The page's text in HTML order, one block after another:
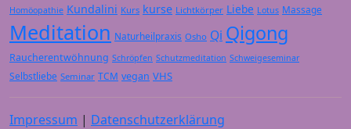
Homöopathie Kundalini Kurs kurse Lichtkörper Liebe Lotus Massage
Meditation Naturheilpraxis Osho Qi Qigong
Raucherentwöhnung Schröpfen Schutzmeditation Schweigeseminar
Selbstliebe Seminar TCM vegan VHS
Impressum | Datenschutzerklärung